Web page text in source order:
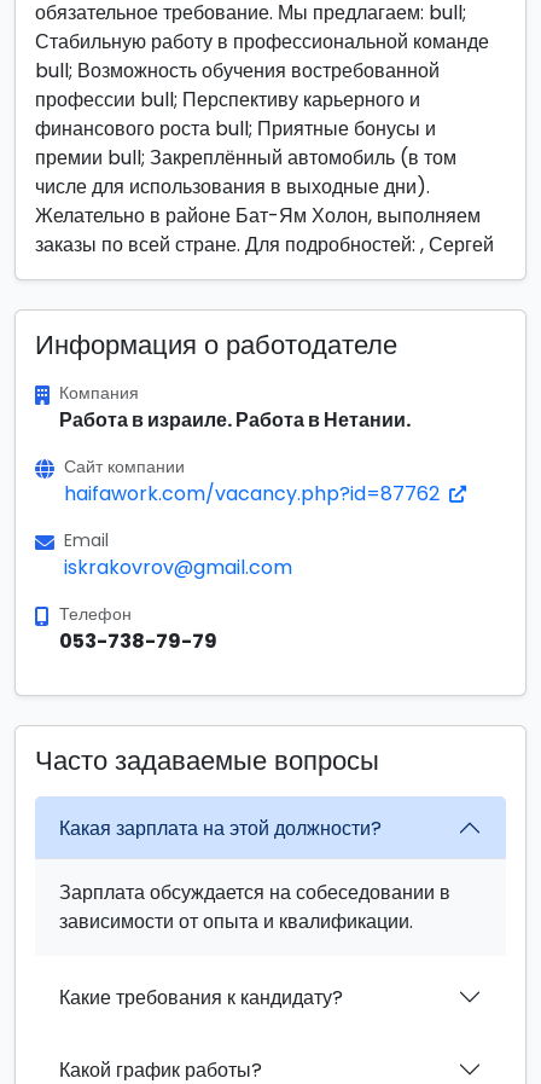
обязательное требование. Мы предлагаем: bull;
Стабильную работу в профессиональной команде
bull; Возможность обучения востребованной
профессии bull; Перспективу карьерного и
финансового роста bull; Приятные бонусы и
премии bull; Закреплённый автомобиль (в том
числе для использования в выходные дни).
Желательно в районе Бат-Ям Холон, выполняем
заказы по всей стране. Для подробностей: , Сергей
Информация о работодателе
Компания
Работа в израиле. Работа в Нетании.
Сайт компании
haifawork.com/vacancy.php?id=87762
Email
iskrakovrov@gmail.com
Телефон
053-738-79-79
Часто задаваемые вопросы
Какая зарплата на этой должности?
Зарплата обсуждается на собеседовании в
зависимости от опыта и квалификации.
Какие требования к кандидату?
Какой график работы?